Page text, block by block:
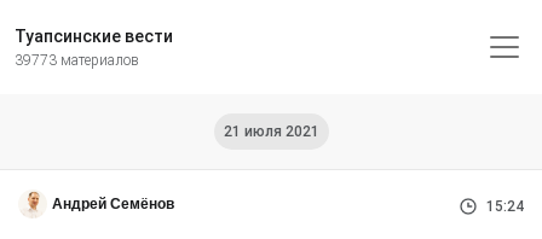
Туапсинские вести
39773 материалов
21 июля 2021
Андрей Семёнов 15:24